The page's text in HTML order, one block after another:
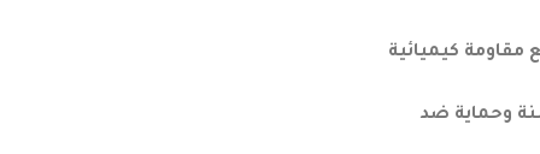
مقاومة كيميائية
وحماية ضد